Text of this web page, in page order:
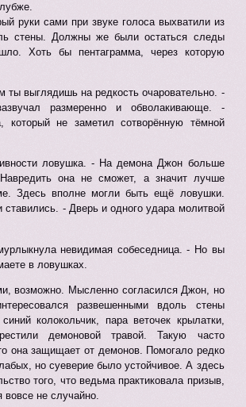
руки сами при звуке голоса выхватили из
стены. Должны же были остаться следы
Хоть бы пентаграмма, через которую
ты выглядишь на редкость очаровательно. -
размеренно и обволакивающе. -
который не заметил сотворённую тёмной
ловушка. - На демона Джон больше
она не сможет, а значит лучше
Здесь вполне могли быть ещё ловушки.
- Дверь и одного удара молитвой
невидимая собеседница. - Но вы
в ловушках.
возможно. Мысленно согласился Джон, но
развешенными вдоль стены
колокольчик, пара веточек крылатки,
демоновой травой. Такую часто
она защищает от демонов. Помогало редко
но суеверие было устойчивое. А здесь
того, что ведьма практиковала призыв,
не случайно.